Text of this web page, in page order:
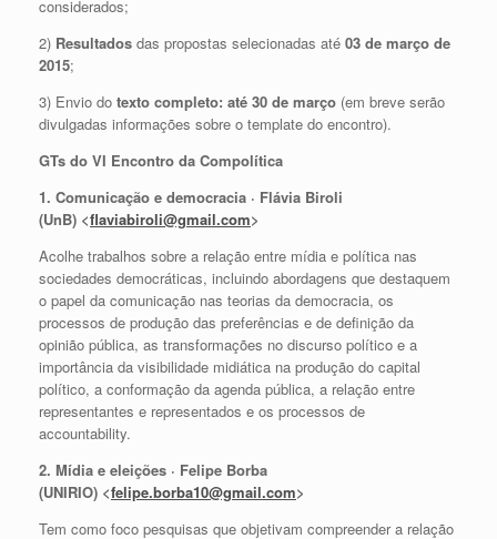
considerados;
2) Resultados das propostas selecionadas até 03 de março de
2015;
3) Envio do texto completo: até 30 de março (em breve serão
divulgadas informações sobre o template do encontro).
GTs do VI Encontro da Compolítica
1. Comunicação e democracia · Flávia Biroli
(UnB) <flaviabiroli@gmail.com>
Acolhe trabalhos sobre a relação entre mídia e política nas
sociedades democráticas, incluindo abordagens que destaquem
o papel da comunicação nas teorias da democracia, os
processos de produção das preferências e de definição da
opinião pública, as transformações no discurso político e a
importância da visibilidade midiática na produção do capital
político, a conformação da agenda pública, a relação entre
representantes e representados e os processos de
accountability.
2. Mídia e eleições · Felipe Borba
(UNIRIO) <felipe.borba10@gmail.com>
Tem como foco pesquisas que objetivam compreender a relação